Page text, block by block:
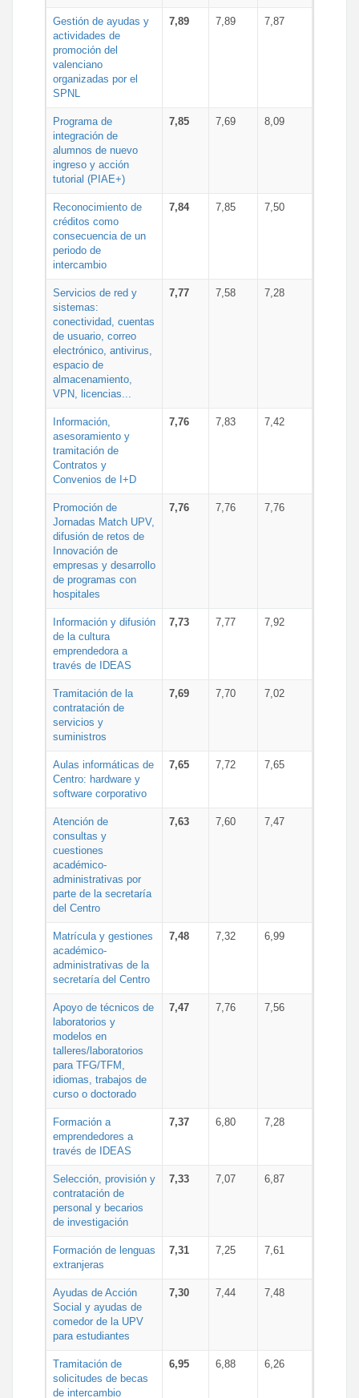
Gestión de ayudas y
actividades de
promoción del
valenciano
organizadas por el
SPNL
7,89 7,89 7,87
Programa de
integración de
alumnos de nuevo
ingreso y acción
tutorial (PIAE+)
7,85 7,69 8,09
Reconocimiento de
créditos como
consecuencia de un
periodo de
intercambio
7,84 7,85 7,50
Servicios de red y
sistemas:
conectividad, cuentas
de usuario, correo
electrónico, antivirus,
espacio de
almacenamiento,
VPN, licencias...
7,77 7,58 7,28
Información,
asesoramiento y
tramitación de
Contratos y
Convenios de I+D
7,76 7,83 7,42
Promoción de
Jornadas Match UPV,
difusión de retos de
Innovación de
empresas y desarrollo
de programas con
hospitales
7,76 7,76 7,76
Información y difusión
de la cultura
emprendedora a
través de IDEAS
7,73 7,77 7,92
Tramitación de la
contratación de
servicios y
suministros
7,69 7,70 7,02
Aulas informáticas de
Centro: hardware y
software corporativo
7,65 7,72 7,65
Atención de
consultas y
cuestiones
académico-
administrativas por
parte de la secretaría
del Centro
7,63 7,60 7,47
Matrícula y gestiones
académico-
administrativas de la
secretaría del Centro
7,48 7,32 6,99
Apoyo de técnicos de
laboratorios y
modelos en
talleres/laboratorios
para TFG/TFM,
idiomas, trabajos de
curso o doctorado
7,47 7,76 7,56
Formación a
emprendedores a
través de IDEAS
7,37 6,80 7,28
Selección, provisión y
contratación de
personal y becarios
de investigación
7,33 7,07 6,87
Formación de lenguas
extranjeras
7,31 7,25 7,61
Ayudas de Acción
Social y ayudas de
comedor de la UPV
para estudiantes
7,30 7,44 7,48
Tramitación de
solicitudes de becas
de intercambio
6,95 6,88 6,26